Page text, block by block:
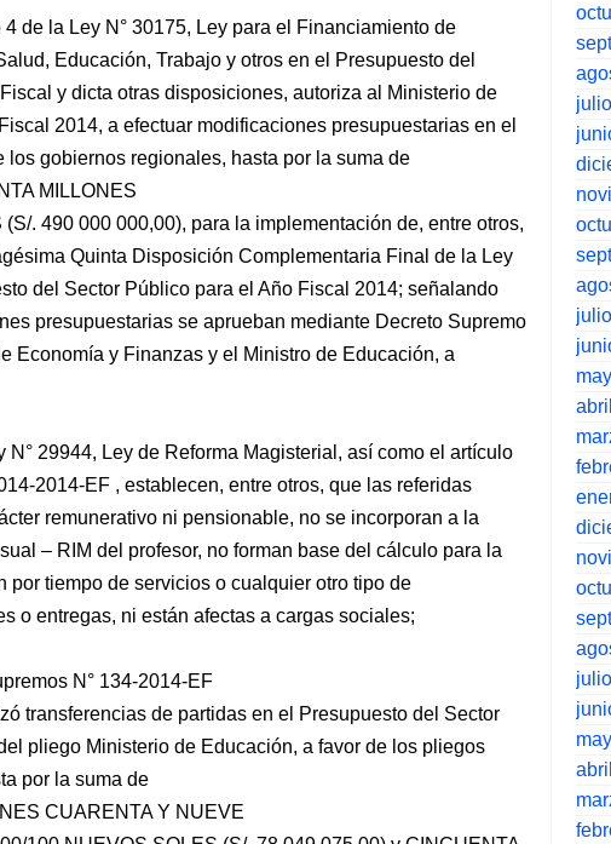
de la Ley N° 30175, Ley para el Financiamiento de
Educación, Trabajo y otros en el Presupuesto del
y dicta otras disposiciones, autoriza al Ministerio de
2014, a efectuar modificaciones presupuestarias en el
los gobiernos regionales, hasta por la suma de
MILLONES
. 490 000 000,00), para la implementación de, entre otros,
Quinta Disposición Complementaria Final de la Ley
del Sector Público para el Año Fiscal 2014; señalando
presupuestarias se aprueban mediante Decreto Supremo
Economía y Finanzas y el Ministro de Educación, a
N° 29944, Ley de Reforma Magisterial, así como el artículo
2014-EF , establecen, entre otros, que las referidas
remunerativo ni pensionable, no se incorporan a la
– RIM del profesor, no forman base del cálculo para la
por tiempo de servicios o cualquier otro tipo de
o entregas, ni están afectas a cargas sociales;
N° 134-2014-EF
transferencias de partidas en el Presupuesto del Sector
pliego Ministerio de Educación, a favor de los pliegos
por la suma de
CUARENTA Y NUEVE